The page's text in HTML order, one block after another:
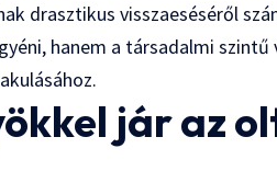
drasztikus visszaeséséről
hanem a társadalmi
jár az